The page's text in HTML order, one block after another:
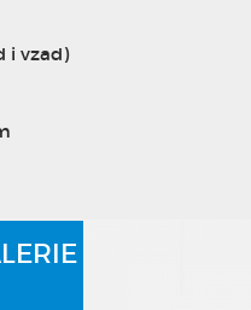
i vzad)